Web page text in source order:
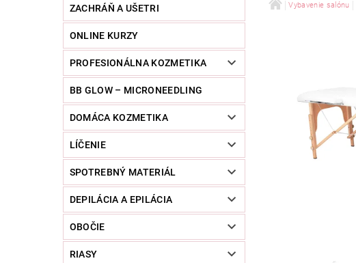
ZACHRÁŇ A UŠETRI
ONLINE KURZY
PROFESIONÁLNA KOZMETIKA
BB GLOW – MICRONEEDLING
DOMÁCA KOZMETIKA
LÍČENIE
SPOTREBNÝ MATERIÁL
DEPILÁCIA A EPILÁCIA
OBOČIE
RIASY
Vybavenie salónu